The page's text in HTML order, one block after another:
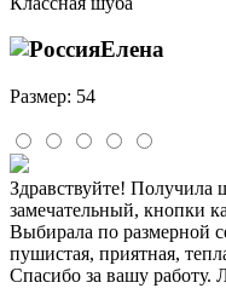
Елена
Размер: 54
Здравствуйте! Получила
замечательный, кнопки
Выбирала по размерной
пушистая, приятная,
Спасибо за вашу работу.